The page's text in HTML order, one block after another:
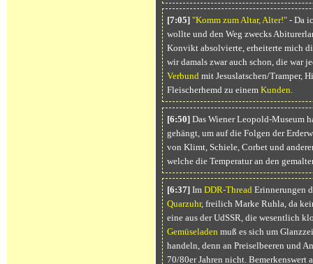
[7:05] "Komm zum Altar, Alter!"- Da
wollte und den Weg zwecks
Konvikt absolvierte, erheiterte mich
wir damals zwar auch schon, die war
Verbund mit Jesuslatschen/Tramper,
Fleischerhemd zu einem Kunden.
[6:50]Das Wiener Leopold-Museum
gehängt, um auf die Folgen der
von Klimt, Schiele, Corbet und
welche die Temperatur an den
[6:37]Im DDR-Thread Erinnerungen
Quarzuhr, freilich Marke Ruhla, da
eine aus der UdSSR, die wesentlich
Gemüseladen muß es sich um
handeln, denn an Preiselbeeren und
70/80er Jahren nicht. Bemerkenswert